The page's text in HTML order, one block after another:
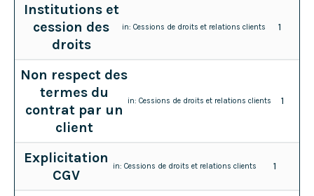
Institutions et
cession des
droits
in:Cessions de droits et relations clients 1
Non respect des
termes du
contrat par un
client
in:Cessions de droits et relations clients 1
Explicitation
CGV
in: Cessions de droits et relations clients 1